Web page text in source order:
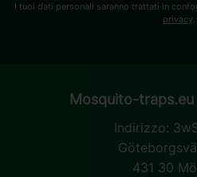
I tuoi dati personali saranno trattati in
privacy.
Mosquito-
Indirizzo:
431 30